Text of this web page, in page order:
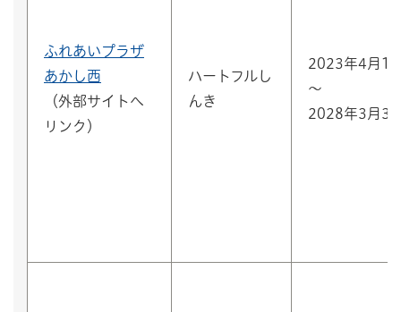
ふれあいプラザ
あかし西
（外部サイトへ
リンク）
ハートフルし
んき
2023年4月1
～
2028年3月31